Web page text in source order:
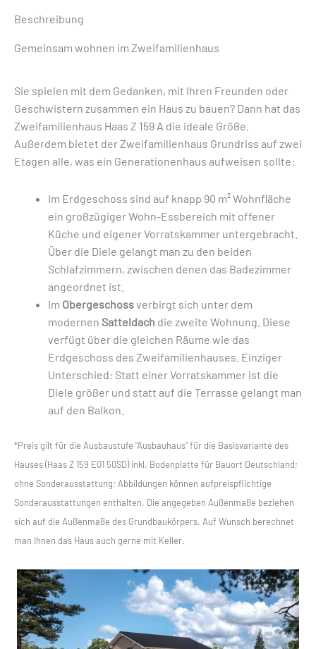
Beschreibung
Gemeinsam wohnen im Zweifamilienhaus
Sie spielen mit dem Gedanken, mit Ihren Freunden oder
Geschwistern zusammen ein Haus zu bauen? Dann hat das
Zweifamilienhaus Haas Z 159 A die ideale Größe.
Außerdem bietet der Zweifamilienhaus Grundriss auf zwei
Etagen alle, was ein Generationenhaus aufweisen sollte:
Im Erdgeschoss sind auf knapp 90 m² Wohnfläche
ein großzügiger Wohn-Essbereich mit offener
Küche und eigener Vorratskammer untergebracht.
Über die Diele gelangt man zu den beiden
Schlafzimmern, zwischen denen das Badezimmer
angeordnet ist.
Im Obergeschossverbirgt sich unter dem
modernen Satteldach die zweite Wohnung. Diese
verfügt über die gleichen Räume wie das
Erdgeschoss des Zweifamilienhauses. Einziger
Unterschied: Statt einer Vorratskammer ist die
Diele größer und statt auf die Terrasse gelangt man
auf den Balkon.
*Preis gilt für die Ausbaustufe "Ausbauhaus" für die Basisvariante des
Hauses (Haas Z 159 E01 50SD) inkl. Bodenplatte für Bauort Deutschland;
ohne Sonderausstattung; Abbildungen können aufpreispflichtige
Sonderausstattungen enthalten. Die angegeben Außenmaße beziehen
sich auf die Außenmaße des Grundbaukörpers. Auf Wunsch berechnet
man Ihnen das Haus auch gerne mit Keller.